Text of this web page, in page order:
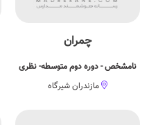
چمران
نامشخص - دوره دوم متوسطه- نظری
مازندران شیرگاه